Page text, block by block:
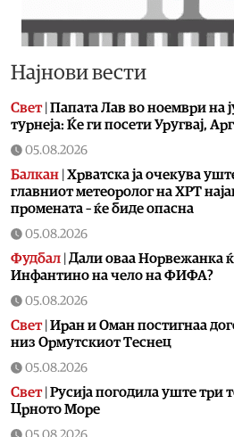
Најнови вести
Свет| Папата Лав во ноември на
турнеја: Ќе ги посети Уругвај,
05.08.2026
Балкан Хрватска ја очекува
главниот метеоролог на ХРТ
промената – ќе биде опасна
05.08.2026
Фудбал Дали оваа Норвежанка
Инфантино на чело на ФИФА?
05.08.2026
Свет| Иран и Оман постигнаа
низ Ормутскиот Теснец
05.08.2026
Свет| Русија погодила уште три
Црното Море